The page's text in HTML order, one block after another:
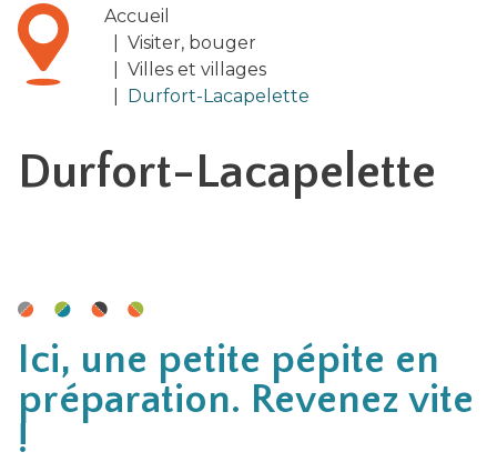
Accueil
Visiter, bouger
Villes et villages
Durfort-Lacapelette
Durfort-Lacapelette
Ici, une petite pépite en
préparation. Revenez vite
!